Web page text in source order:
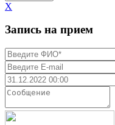
X
Запись на прием